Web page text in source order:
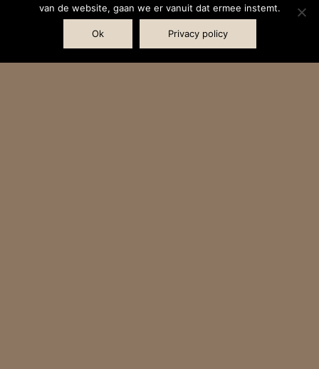
van de website, gaan we er vanuit dat ermee instemt.
Ok Privacy policy